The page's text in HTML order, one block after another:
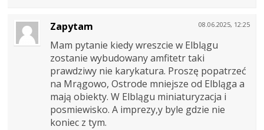
08.06.2025, 12:25
Zapytam
Mam pytanie kiedy wreszcie w Elblągu
zostanie wybudowany amfitetr taki
prawdziwy nie karykatura. Proszę popatrzeć
na Mrągowo, Ostrode mniejsze od Elbląga a
mają obiekty. W Elblągu miniaturyzacja i
posmiewisko. A imprezy,y byle gdzie nie
koniec z tym.